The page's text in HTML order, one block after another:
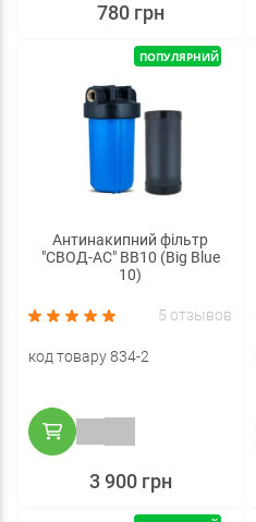
780 грн
ПОПУЛЯРНИЙ
Антинакипний фільтр
"СВОД-АС" ВВ10 (Big Blue
10)
5 отзывов
код товару 834-2
3 900 грн